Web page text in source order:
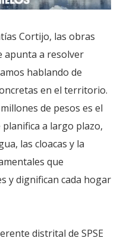
Cortijo, las obras
apunta a resolver
hablando de
en el territorio.
de pesos es el
a largo plazo,
las cloacas y la
que
y dignifican cada hogar
distrital de SPSE